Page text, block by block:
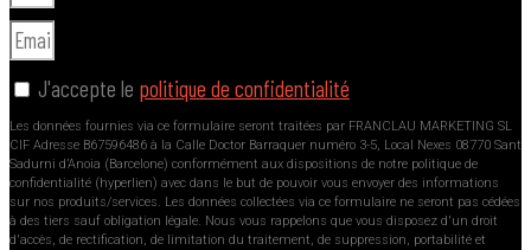
J'accepte le politique de confidentialité
Les données fournies via ce formulaire seront traitées par FRANCLAU MARKETING SL
CIF Adresse B67596486 à la Calle Doctor Barraquer numéro 3-5, Local Nexes 08770 Sant
Sadurni d’Anoia (Barcelone) conformément aux dispositions de notre politique de
confidentialité (hyperlien) avec dans le but de pouvoir vous envoyer des informations
sur nos produits/services. Les données collectées via ce formulaire ne seront pas cédées
à des tiers sauf obligation légale. Nous vous rappelons que vous disposez d'un droit
d'accès, de rectification, de limitation du traitement, de suppression, portabilité et